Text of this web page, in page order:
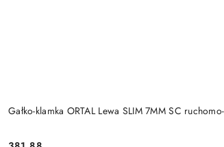
Gałko-klamka ORTAL Lewa SLIM 7MM SC